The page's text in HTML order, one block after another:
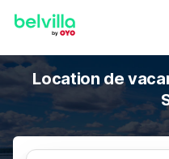
Location de